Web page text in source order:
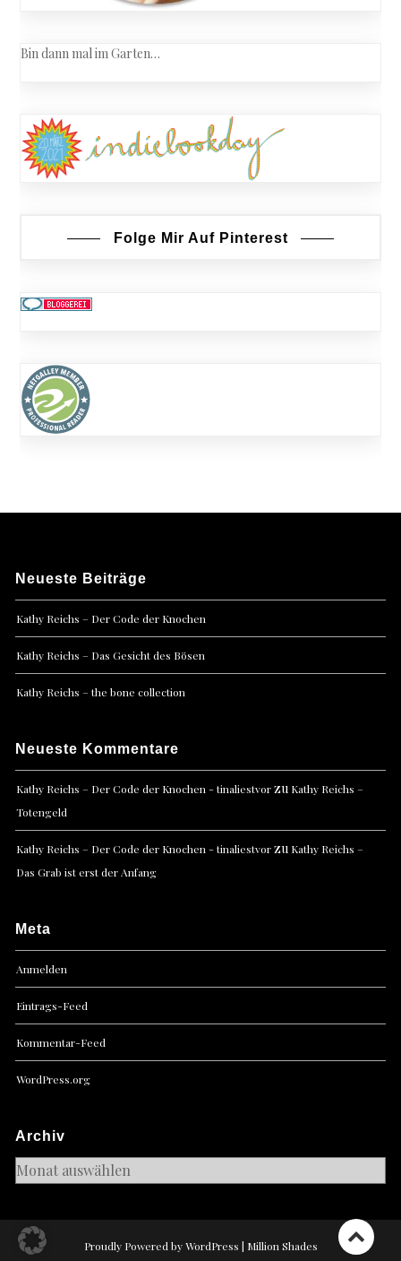
Bin dann mal im Garten…
Folge Mir Auf Pinterest
Neueste Beiträge
Kathy Reichs – Der Code der Knochen
Kathy Reichs – Das Gesicht des Bösen
Kathy Reichs – the bone collection
Neueste Kommentare
Kathy Reichs – Der Code der Knochen - tinaliestvorzu Kathy Reichs –
Totengeld
Kathy Reichs – Der Code der Knochen - tinaliestvorzu Kathy Reichs –
Das Grab ist erst der Anfang
Meta
Anmelden
Eintrags-Feed
Kommentar-Feed
WordPress.org
Archiv
Archiv
Proudly Powered by WordPress | Million Shades